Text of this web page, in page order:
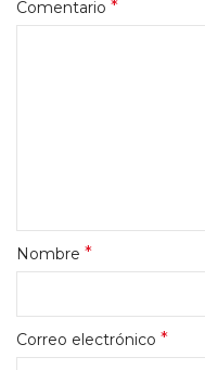
Comentario *
Nombre *
Correo electrónico *